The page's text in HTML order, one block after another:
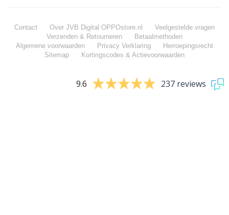
Contact Over JVB Digital OPPOstore.nl
Veelgestelde vragen
Verzenden & Retourneren
Betaalmethoden
Algemene voorwaarden
Privacy Verklaring
Herroepingsrecht
Sitemap
Kortingscodes & Actievoorwaarden
9.6 237 reviews